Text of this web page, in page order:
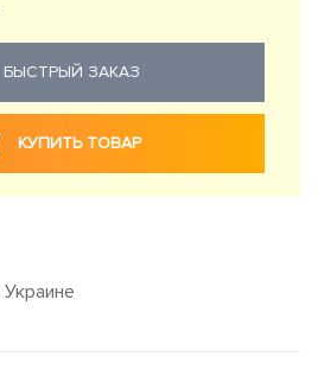
БЫСТРЫЙ ЗАКАЗ
КУПИТЬ ТОВАР